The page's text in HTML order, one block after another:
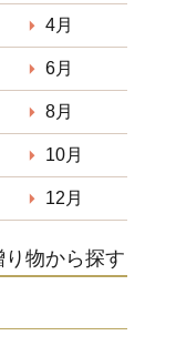
4月
6月
8月
10月
12月
物から探す